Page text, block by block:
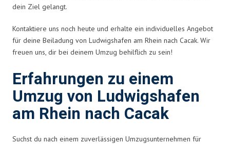
dein Ziel gelangt.
Kontaktiere uns noch heute und erhalte ein individuelles Angebot
für deine Beiladung von Ludwigshafen am Rhein nach Cacak. Wir
freuen uns, dir bei deinem Umzug behilflich zu sein!
Erfahrungen zu einem
Umzug von Ludwigshafen
am Rhein nach Cacak
Suchst du nach einem zuverlässigen Umzugsunternehmen für